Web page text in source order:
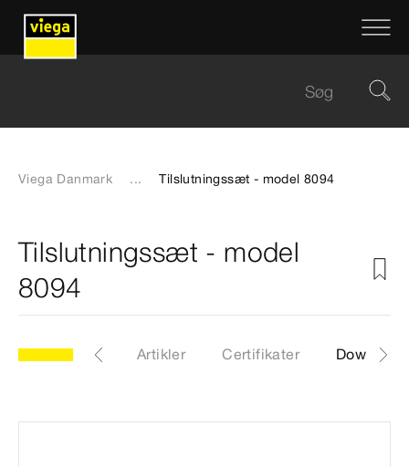
Viega Danmark ... Tilslutningssæt - model 8094
Tilslutningssæt - model
8094
model 8094 Artikler Certifikater